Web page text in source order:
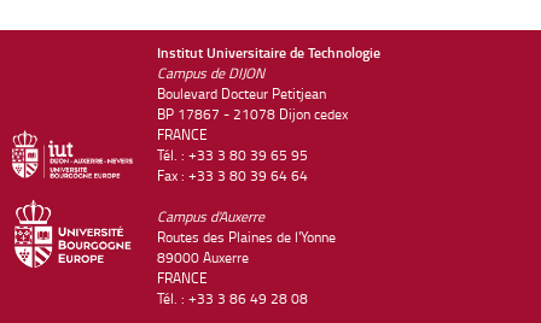
Institut Universitaire de Technologie
Campus de DIJON
Boulevard Docteur Petitjean
BP 17867 - 21078 Dijon cedex
FRANCE
Tél. : +33 3 80 39 65 95
Fax : +33 3 80 39 64 64
Campus d'Auxerre
Routes des Plaines de l'Yonne
89000 Auxerre
FRANCE
Tél. : +33 3 86 49 28 08